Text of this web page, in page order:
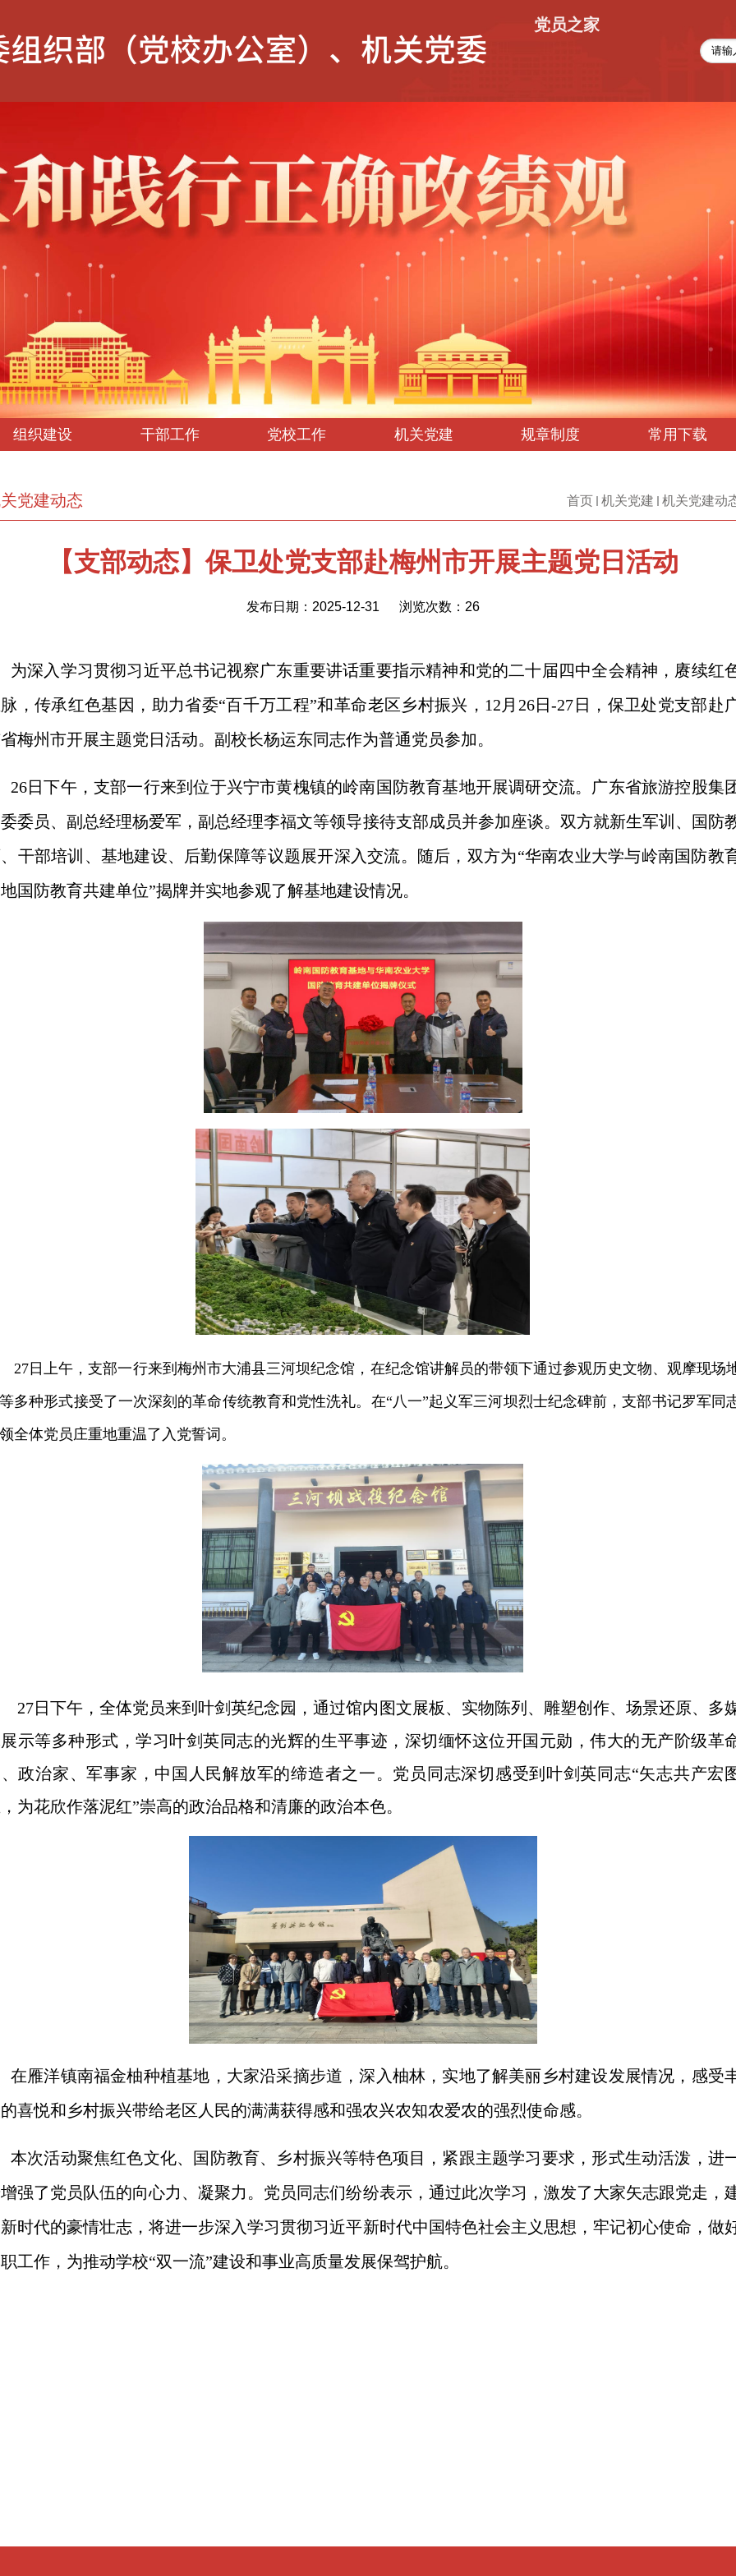
党员之家
组织建设 干部工作 党校工作 机关党建 规章制度 常用下载
党建动态 首页 机关党建 机关党建动
【支部动态】保卫处党支部赴梅州市开展主题党日活动
发布日期：2025-12-31 浏览次数： 26
为深入学习贯彻习近平总书记视察广东重要讲话重要指示精神和党的二十届四中全会精神，赓续红
，传承红色基因，助力省委“百千万工程”和革命老区乡村振兴， 12 月 26日-27日，保卫处党支部赴
梅州市开展主题党日活动。副校长杨运东同志作为普通党员参加。
26日下午，支部一行来到位于兴宁市黄槐镇的岭南国防教育基地开展调研交流。广东省旅游控股集
委员、副总经理杨爱军，副总经理李福文等领导接待支部成员并参加座谈。双方就新生军训、国防
干部培训、基地建设、后勤保障等议题展开深入交流。随后，双方为“华南农业大学与岭南国防教
国防教育共建单位”揭牌并实地参观了解基地建设情况。
27日上午，支部一行来到梅州市大浦县三河坝纪念馆，在纪念馆讲解员的带领下通过参观历史文物、观摩现场
多种形式接受了一次深刻的革命传统教育和党性洗礼。在“八一”起义军三河坝烈士纪念碑前，支部书记罗军同
全体党员庄重地重温了入党誓词。
27日下午，全体党员来到叶剑英纪念园，通过馆内图文展板、实物陈列、雕塑创作、场景还原、多
示等多种形式，学习叶剑英同志的光辉的生平事迹，深切缅怀这位开国元勋，伟大的无产阶级革
政治家、军事家，中国人民解放军的缔造者之一。党员同志深切感受到叶剑英同志“矢志共产宏
为花欣作落泥红”崇高的政治品格和清廉的政治本色。
在雁洋镇南福金柚种植基地，大家沿采摘步道，深入柚林，实地了解美丽乡村建设发展情况，感受
喜悦和乡村振兴带给老区人民的满满获得感和强农兴农知农爱农的强烈使命感。
本次活动聚焦红色文化、国防教育、乡村振兴等特色项目，紧跟主题学习要求，形式生动活泼，进
强了党员队伍的向心力、凝聚力。党员同志们纷纷表示，通过此次学习，激发了大家矢志跟党走，
时代的豪情壮志，将进一步深入学习贯彻习近平新时代中国特色社会主义思想，牢记初心使命，做
工作，为推动学校“双一流”建设和事业高质量发展保驾护航。